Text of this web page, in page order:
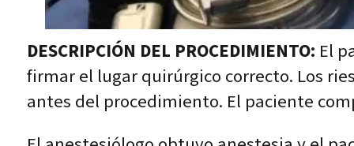
DESCRIPCIÓN DEL PROCEDIMIENTO: El
firmar el lugar quirúrgico correcto. Los
antes del procedimiento. El paciente